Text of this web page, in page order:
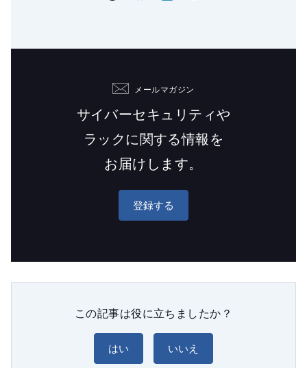
メールマガジン
サイバーセキュリティや
ラックに関する情報を
お届けします。
登録する
この記事は役に立ちましたか？
はい いいえ